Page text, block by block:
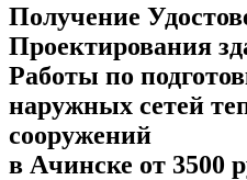
Получение
Проектирования
Работы по
наружных сетей
сооружений
в Ачинске от 3500